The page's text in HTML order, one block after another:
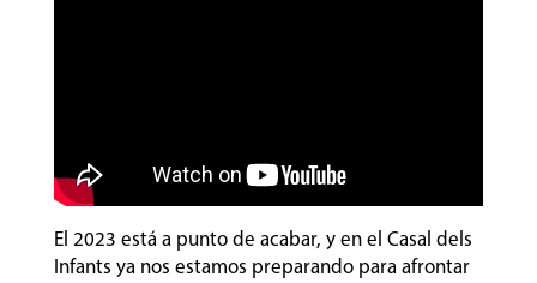
El 2023 está a punto de acabar, y en el Casal dels
Infants ya nos estamos preparando para afrontar